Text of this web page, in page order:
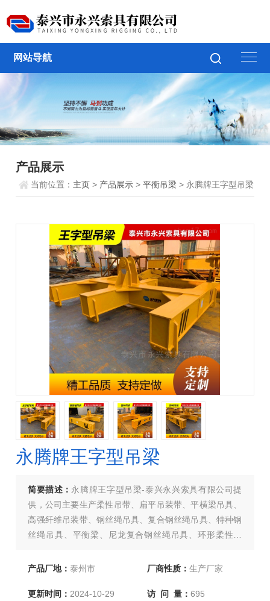
网站导航
产品展示
当前位置： 主页 > 产品展示 >平衡吊梁 > 永腾牌王字型吊梁
永腾牌王字型吊梁
简要描述： 永腾牌王字型吊梁-泰兴永兴索具有限公司提
供，公司主要生产柔性吊带、扁平吊装带、平横梁吊具、
高强纤维吊装带、钢丝绳吊具、复合钢丝绳吊具、特种钢
丝绳吊具、平衡梁、尼龙复合钢丝绳吊具、环形柔性吊
带、起重链条成套索具、引纸绳、注塑绳、软梯、安全带
产品厂地：泰州市 厂商性质： 生产厂家
更新时间：2024-10-29 访 问 量： 695